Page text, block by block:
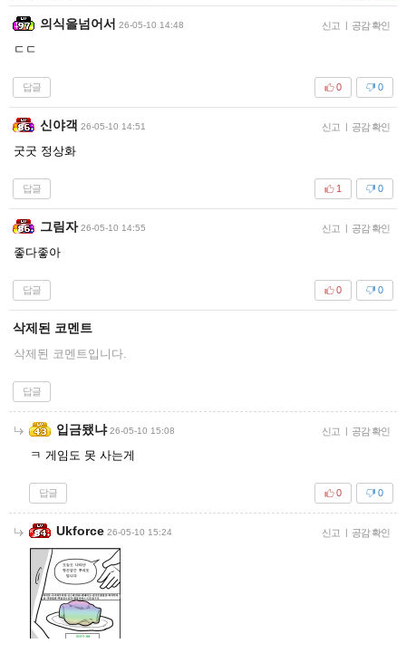
의식을넘어서 26-05-10 14:48 신고 | 공감 확인
ㄷㄷ
답글 0
0
신야객 26-05-10 14:51 신고 | 공감 확인
굿굿 정상화
답글 0
1
그림자 26-05-10 14:55 신고 | 공감 확인
좋다좋아
답글 0
0
삭제된 코멘트
삭제된 코멘트입니다.
답글
입금됐냐 26-05-10 15:08 신고 | 공감 확인
ㅋ 게임도 못 사는게
답글 0
0
Ukforce 26-05-10 15:24 신고 | 공감 확인